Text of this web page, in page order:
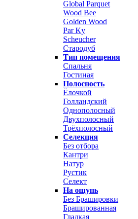
Global Parquet
Wood Bee
Golden Wood
Par Ky
Scheucher
Стародуб
Тип помещения
Спальня
Гостиная
Полосность
Ёлочкой
Голландский
Однополосный
Двухполосный
Трёхполосный
Селекция
Без отбора
Кантри
Натур
Рустик
Селект
На ощупь
Без Брашировки
Брашированная
Гладкая